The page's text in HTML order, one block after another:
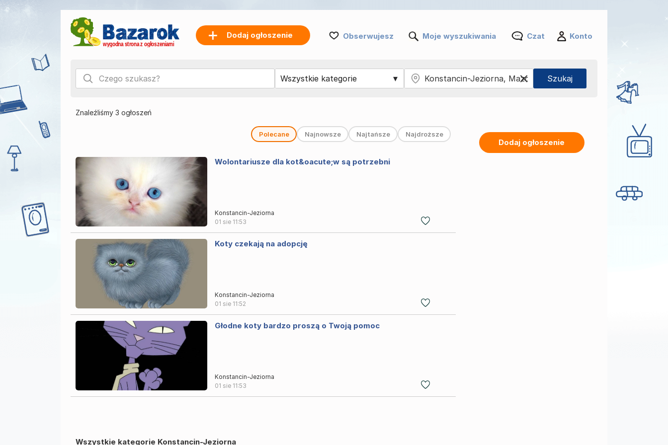
Dodaj ogłoszenie Obserwujesz Moje wyszukiwania Czat Konto
Znaleźliśmy 3 ogłoszeń
Polecane Najnowsze Najtańsze Najdroższe
Wolontariusze dla kot&oacute;w są potrzebni
Konstancin-Jeziorna
01 sie 11:53
Koty czekają na adopcję
Konstancin-Jeziorna
01 sie 11:52
Głodne koty bardzo proszą o Twoją pomoc
Konstancin-Jeziorna
01 sie 11:53
Wszystkie kategorie Konstancin-Jeziorna
Dodaj ogłoszenie